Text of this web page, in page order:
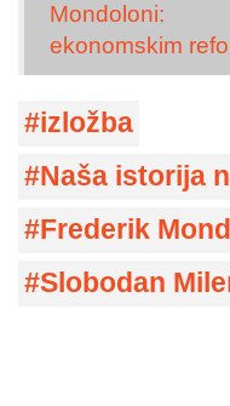
Mondoloni:
ekonomskim
izložba
Naša istorija
Frederik
Slobodan